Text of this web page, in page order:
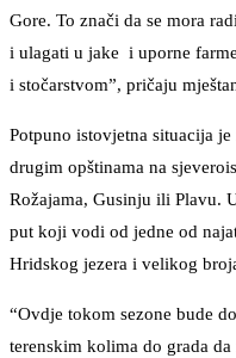
Gore. To znači da se mora
i ulagati u jake i uporne
i stočarstvom”, pričaju
Potpuno istovjetna situacija
drugim opštinama na
Rožajama, Gusinju ili Plavu.
put koji vodi od jedne od
Hridskog jezera i velikog
“Ovdje tokom sezone bude
terenskim kolima do grada